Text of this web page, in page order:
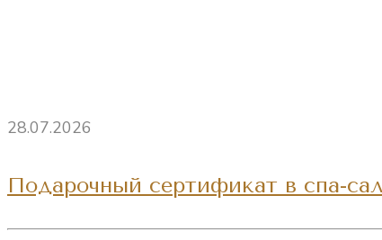
28.07.2026
Подарочный сертификат в спа-